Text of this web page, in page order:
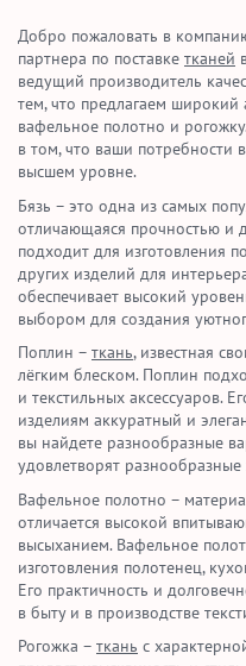
Добро пожаловать в
партнера по поставке тканей
ведущий производитель
тем, что предлагаем широкий
вафельное полотно и
в том, что ваши потребности
высшем уровне.
Бязь – это одна из самых
отличающаяся прочностью и
подходит для изготовления
других изделий для
обеспечивает высокий
выбором для создания
Поплин – ткань, известная
лёгким блеском. Поплин
и текстильных аксессуаров.
изделиям аккуратный и
вы найдете разнообразные
удовлетворят
Вафельное полотно –
отличается высокой
высыханием. Вафельное
изготовления полотенец,
Его практичность и
в быту и в производстве
Рогожка – ткань с